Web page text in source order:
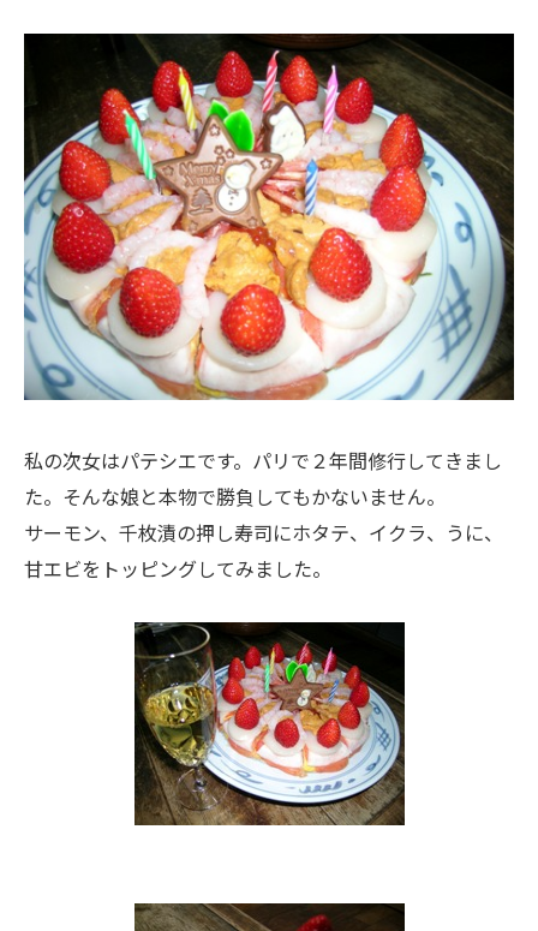
私の次女はパテシエです。パリで２年間修行してきまし
た。そんな娘と本物で勝負してもかないません。
サーモン、千枚漬の押し寿司にホタテ、イクラ、うに、
甘エビをトッピングしてみました。